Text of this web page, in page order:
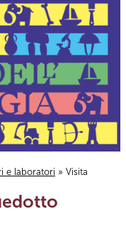
e laboratori » Visita